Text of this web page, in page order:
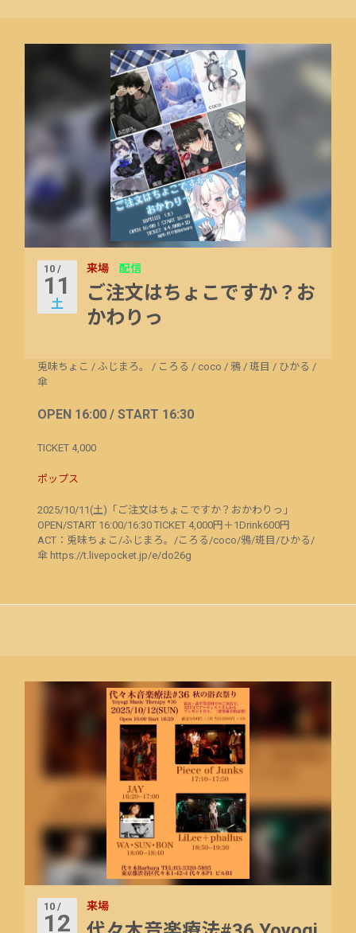
10 /
11
土
来場 配信
ご注文はちょこですか？お
かわりっ
兎味ちょこ / ふじまろ。 / ころる / coco / 鴉 / 斑目 / ひかる /
傘
OPEN 16:00 / START 16:30
TICKET 4,000
ポップス
2025/10/11(土)「ご注文はちょこですか？おかわりっ」
OPEN/START 16:00/16:30 TICKET 4,000円＋1Drink600円
ACT：兎味ちょこ/ふじまろ。/ころる/coco/鴉/斑目/ひかる/
傘 https://t.livepocket.jp/e/do26g
10 /
12
来場